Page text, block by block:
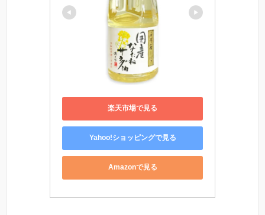
楽天市場で見る
Yahoo!ショッピングで見る
Amazonで見る